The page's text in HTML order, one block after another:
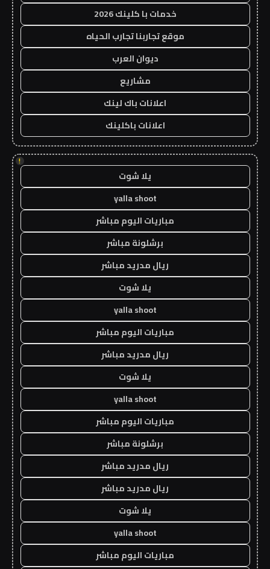
خدمات با كلينك 2026
موقع تجاربنا تجارب الحياه
ديوان العرب
مشاريع
اعلانات باك لينك
اعلانات باكلينك
!
يلا شوت
yalla shoot
مباريات اليوم مباشر
برشلونة مباشر
ريال مدريد مباشر
يلا شوت
yalla shoot
مباريات اليوم مباشر
ريال مدريد مباشر
يلا شوت
yalla shoot
مباريات اليوم مباشر
برشلونة مباشر
ريال مدريد مباشر
ريال مدريد مباشر
يلا شوت
yalla shoot
مباريات اليوم مباشر